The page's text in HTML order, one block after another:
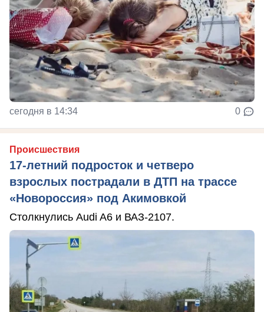
сегодня в 14:34 0
Происшествия
17-летний подросток и четверо
взрослых пострадали в ДТП на трассе
«Новороссия» под Акимовкой
Столкнулись Audi A6 и ВАЗ-2107.